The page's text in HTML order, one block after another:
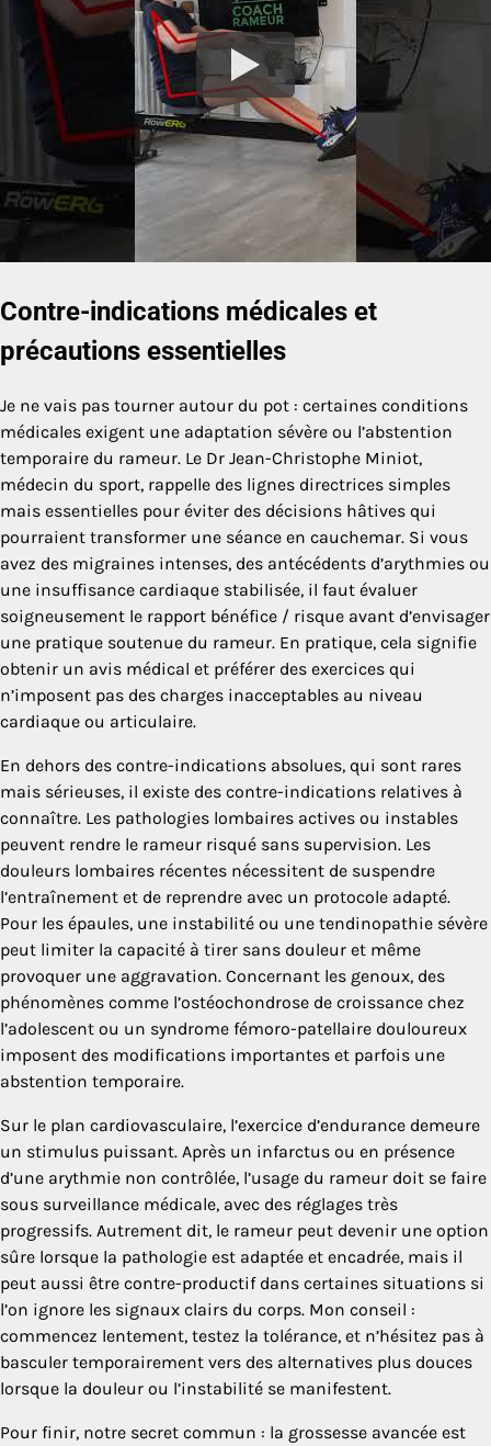
Contre-indications médicales et
précautions essentielles
Je ne vais pas tourner autour du pot : certaines conditions
médicales exigent une adaptation sévère ou l’abstention
temporaire du rameur. Le Dr Jean-Christophe Miniot,
médecin du sport, rappelle des lignes directrices simples
mais essentielles pour éviter des décisions hâtives qui
pourraient transformer une séance en cauchemar. Si vous
avez des migraines intenses, des antécédents d’arythmies ou
une insuffisance cardiaque stabilisée, il faut évaluer
soigneusement le rapport bénéfice / risque avant d’envisager
une pratique soutenue du rameur. En pratique, cela signifie
obtenir un avis médical et préférer des exercices qui
n’imposent pas des charges inacceptables au niveau
cardiaque ou articulaire.
En dehors des contre-indications absolues, qui sont rares
mais sérieuses, il existe des contre-indications relatives à
connaître. Les pathologies lombaires actives ou instables
peuvent rendre le rameur risqué sans supervision. Les
douleurs lombaires récentes nécessitent de suspendre
l’entraînement et de reprendre avec un protocole adapté.
Pour les épaules, une instabilité ou une tendinopathie sévère
peut limiter la capacité à tirer sans douleur et même
provoquer une aggravation. Concernant les genoux, des
phénomènes comme l’ostéochondrose de croissance chez
l’adolescent ou un syndrome fémoro-patellaire douloureux
imposent des modifications importantes et parfois une
abstention temporaire.
Sur le plan cardiovasculaire, l’exercice d’endurance demeure
un stimulus puissant. Après un infarctus ou en présence
d’une arythmie non contrôlée, l’usage du rameur doit se faire
sous surveillance médicale, avec des réglages très
progressifs. Autrement dit, le rameur peut devenir une option
sûre lorsque la pathologie est adaptée et encadrée, mais il
peut aussi être contre-productif dans certaines situations si
l’on ignore les signaux clairs du corps. Mon conseil :
commencez lentement, testez la tolérance, et n’hésitez pas à
basculer temporairement vers des alternatives plus douces
lorsque la douleur ou l’instabilité se manifestent.
Pour finir, notre secret commun : la grossesse avancée est